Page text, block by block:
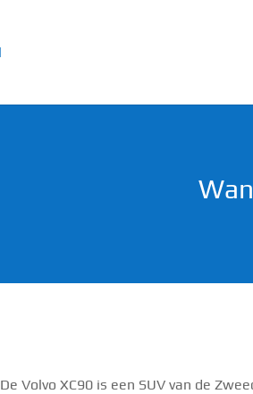
De Volvo XC90 is een SUV van de